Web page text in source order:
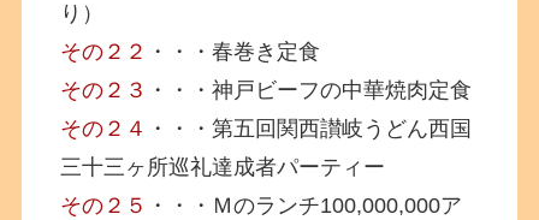
り）
その２２ ・・・春巻き定食
その２３ ・・・神戸ビーフの中華焼肉定食
その２４ ・・・第五回関西讃岐うどん西国
三十三ヶ所巡礼達成者パーティー
その２５ ・・・Ｍのランチ100,000,000ア